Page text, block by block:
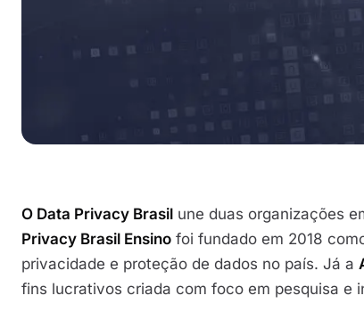
O Data Privacy Brasil une duas organizações
Privacy Brasil Ensino foi fundado em 2018
privacidade e proteção de dados no país. Já a
fins lucrativos criada com foco em pesquisa e